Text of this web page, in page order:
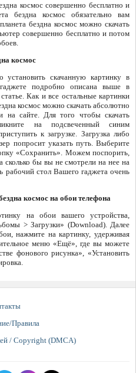
космос совершенно бесплатно и
бездна космос обязательно вам
бездна космос можно скачать
совершенно бесплатно и потом
космос
скачанную картинку в
подробно описана выше в
Как и все остальные картинки
космос можно скачать абсолютно
на сайте. Для того чтобы скачать
на подсвеченный синим
к загрузке. Загрузка либо
попросит указать путь. Выберите
«Сохранить». Можем поспорить,
сколько бы вы не смотрели на нее на
стол Вашего гаджета очень
космос на обои телефона
на обои вашего устройства,
> Загрузки» (Download). Далее
нажмите на картинку, удерживая
меню «Ещё», где вы можете
фонового рисунка», «Установить
Правила
/ Copyright (DMCA)